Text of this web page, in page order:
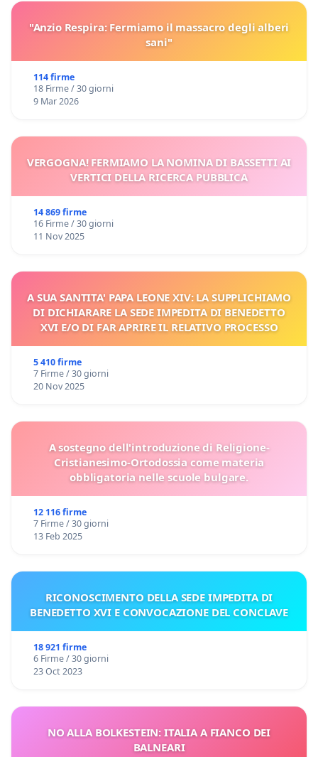
"Anzio Respira: Fermiamo il massacro degli alberi
sani"
114 firme
18 Firme / 30 giorni
9 Mar 2026
VERGOGNA! FERMIAMO LA NOMINA DI BASSETTI AI
VERTICI DELLA RICERCA PUBBLICA
14 869 firme
16 Firme / 30 giorni
11 Nov 2025
A SUA SANTITA' PAPA LEONE XIV: LA SUPPLICHIAMO
DI DICHIARARE LA SEDE IMPEDITA DI BENEDETTO
XVI E/O DI FAR APRIRE IL RELATIVO PROCESSO
5 410 firme
7 Firme / 30 giorni
20 Nov 2025
A sostegno dell'introduzione di Religione-
Cristianesimo-Ortodossia come materia
obbligatoria nelle scuole bulgare.
12 116 firme
7 Firme / 30 giorni
13 Feb 2025
RICONOSCIMENTO DELLA SEDE IMPEDITA DI
BENEDETTO XVI E CONVOCAZIONE DEL CONCLAVE
18 921 firme
6 Firme / 30 giorni
23 Oct 2023
NO ALLA BOLKESTEIN: ITALIA A FIANCO DEI
BALNEARI